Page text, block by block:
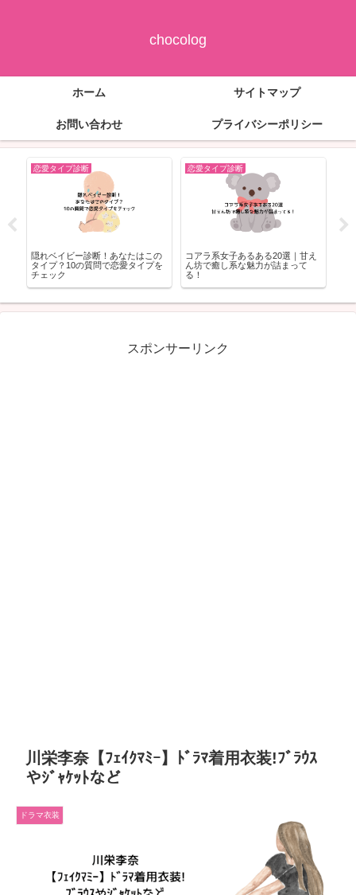
chocolog
ホーム サイトマップ
お問い合わせ プライバシーポリシー
恋愛タイプ診断
隠れベイビー診断！あなたはこの
タイプ？10の質問で恋愛タイプを
チェック
恋愛タイプ診断
コアラ系女子あるある20選｜甘え
ん坊で癒し系な魅力が詰まって
る！
スポンサーリンク
川栄李奈【ﾌｪｲｸﾏﾐｰ】ﾄﾞﾗﾏ着用衣装!ﾌﾞﾗｳｽ
やｼﾞｬｹｯﾄなど
ドラマ衣装